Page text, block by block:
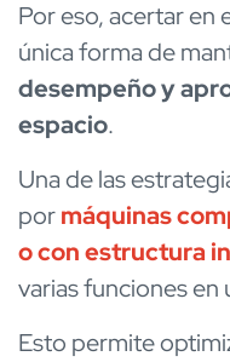
Por eso, acertar en
única forma de
desempeño y
espacio.
Una de las
pormáquinas
o con estructura
varias funciones en
Esto permite